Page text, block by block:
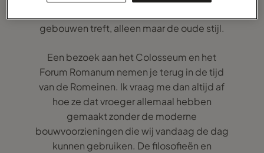
gebouwen treft, alleen maar de oude stijl.
Een bezoek aan het Colosseum en het
Forum Romanum nemen je terug in de tijd
van de Romeinen. Ik vraag me dan altijd af
hoe ze dat vroeger allemaal hebben
gemaakt zonder de moderne
bouwvoorzieningen die wij vandaag de dag
kunnen gebruiken. De filosofieën en